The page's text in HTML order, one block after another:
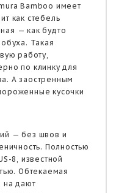
Bamboo имеет
как стебель
— как будто
Такая
работу,
по клинку для
А заостренным
кусочки
— без швов и
Полностью
8, известной
Обтекаемая
на дают